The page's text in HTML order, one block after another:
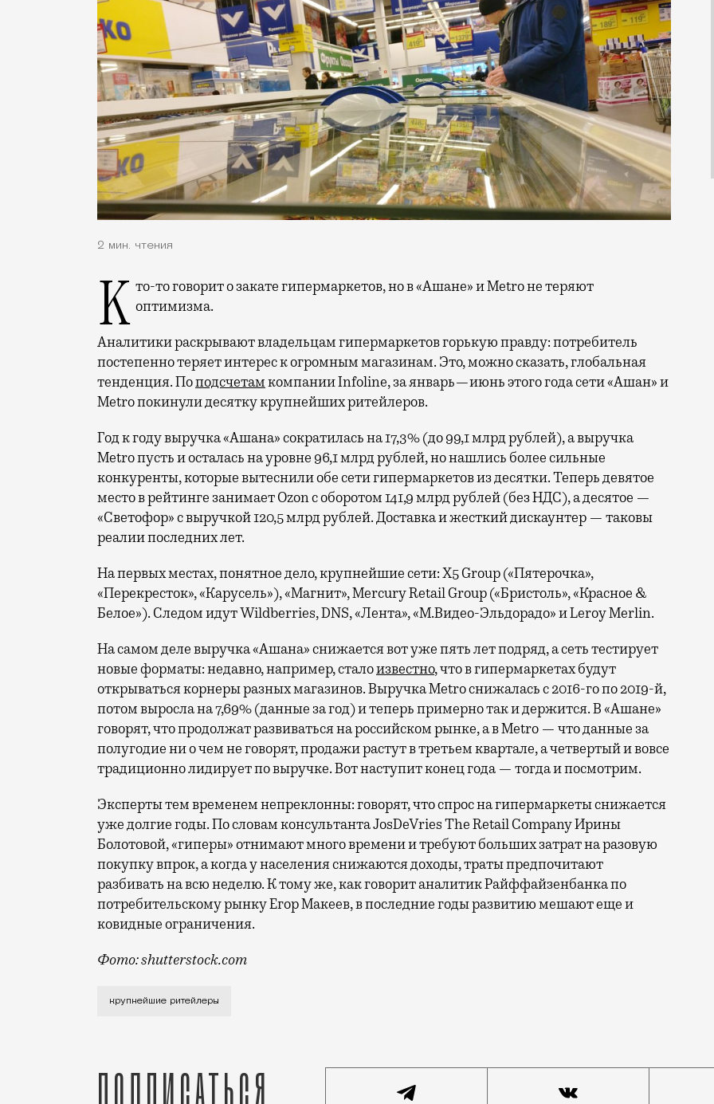
2 мин. чтения
Кто-то говорит о закате гипермаркетов, но в «Ашане» и Metro не теряют оптимизма.
Аналитики раскрывают владельцам гипермаркетов горькую правду: потребитель
постепенно теряет интерес к огромным магазинам. Это, можно сказать, глобальная
тенденция. Поподсчетамкомпании Infoline, за январь—июнь этого года сети «Ашан» и
Metro покинули десятку крупнейших ритейлеров.
Год к году выручка «Ашана» сократилась на 17,3% (до 99,1 млрд рублей), а выручка
Metro пусть и осталась на уровне 96,1 млрд рублей, но нашлись более сильные
конкуренты, которые вытеснили обе сети гипермаркетов из десятки. Теперь девятое
место в рейтинге занимает Ozon с оборотом 141,9 млрд рублей (без НДС), а десятое —
«Светофор» с выручкой 120,5 млрд рублей. Доставка и жесткий дискаунтер — таковы
реалии последних лет.
На первых местах, понятное дело, крупнейшие сети: X5 Group («Пятерочка»,
«Перекресток», «Карусель»), «Магнит», Mercury Retail Group («Бристоль», «Красное &
Белое»). Следом идут Wildberries, DNS, «Лента», «М.Видео-Эльдорадо» и Leroy Merlin.
На самом деле выручка «Ашана» снижается вот уже пять лет подряд, а сеть тестирует
новые форматы: недавно, например, сталоизвестно, что в гипермаркетах будут
открываться корнеры разных магазинов. Выручка Metro снижалась с 2016-го по 2019-й,
потом выросла на 7,69% (данные за год) и теперь примерно так и держится. В «Ашане»
говорят, что продолжат развиваться на российском рынке, а в Metro — что данные за
полугодие ни о чем не говорят, продажи растут в третьем квартале, а четвертый и вовсе
традиционно лидирует по выручке. Вот наступит конец года — тогда и посмотрим.
Эксперты тем временем непреклонны: говорят, что спрос на гипермаркеты снижается
уже долгие годы. По словам консультанта JosDeVries The Retail Company Ирины
Болотовой, «гиперы» отнимают много времени и требуют больших затрат на разовую
покупку впрок, а когда у населения снижаются доходы, траты предпочитают
разбивать на всю неделю. К тому же, как говорит аналитик Райффайзенбанка по
потребительскому рынку Егор Макеев, в последние годы развитию мешают еще и
ковидные ограничения.
Фото: shutterstock.com
Кто-то говорит о закате гипермаркетов, но в «Ашане» и Metro не теряют оптимизма.
крупнейшие ритейлеры
Подписаться